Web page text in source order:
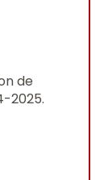
de
2025.